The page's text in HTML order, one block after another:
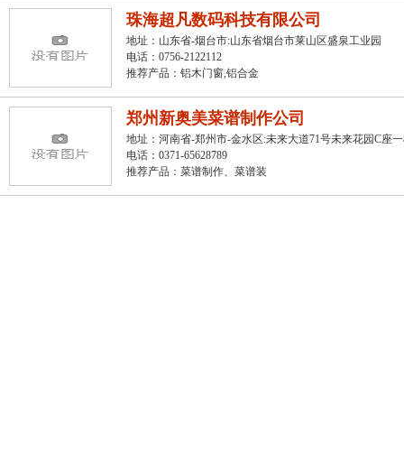
珠海超凡数码科技有限公司
地址：山东省-烟台市:山东省烟台市莱山区盛泉工业园
电话：0756-2122112
推荐产品： 铝木门窗,铝合金
郑州新奥美菜谱制作公司
地址：河南省-郑州市-金水区:未来大道71号未来花园C座
电话：0371-65628789
推荐产品： 菜谱制作、菜谱装